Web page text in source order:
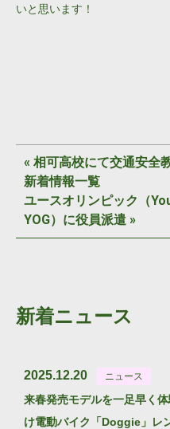
いと思います！
« 相可高校にて交通安全
新着情報一覧
ユースオリンピック（
YOG）に役員派遣 »
新着ニュース
2025.12.20 ニュース
来春発売モデルを一足早く
け電動バイク「Doggie」レ